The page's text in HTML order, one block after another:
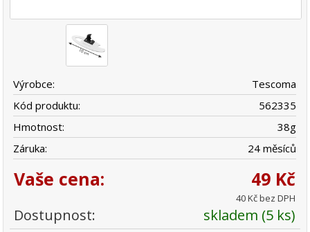
Výrobce:
Tescoma
Kód produktu:
562335
Hmotnost:
38g
Záruka:
24 měsíců
Vaše cena: 49 Kč
40 Kč bez DPH
Dostupnost: skladem (5 ks)